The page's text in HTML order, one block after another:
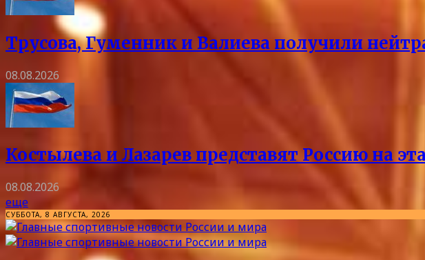
Трусова, Гуменник и Валиева получили
08.08.2026
Костылева и Лазарев представят Россию на
08.08.2026
еще
СУББОТА, 8 АВГУСТА, 2026